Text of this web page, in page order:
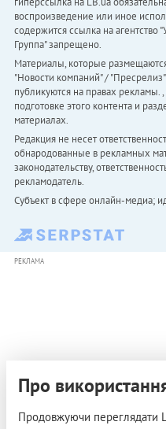
воспроизведение или иное
содержится ссылка на агентство
Группа" запрещено.
Материалы, которые
"Новости компаний" /
публикуются на правах рекламы.
подготовке этого контента и
материалах.
Редакция не несет
обнародованные в рекламных
законодательству,
рекламодатель.
Субъект в сфере онлайн-медиа;
РЕКЛАМА
Про
Продовжуючи переглядати